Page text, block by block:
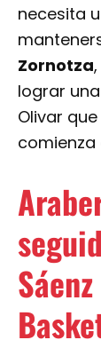
necesita
Zornotza
lograr
Olivar